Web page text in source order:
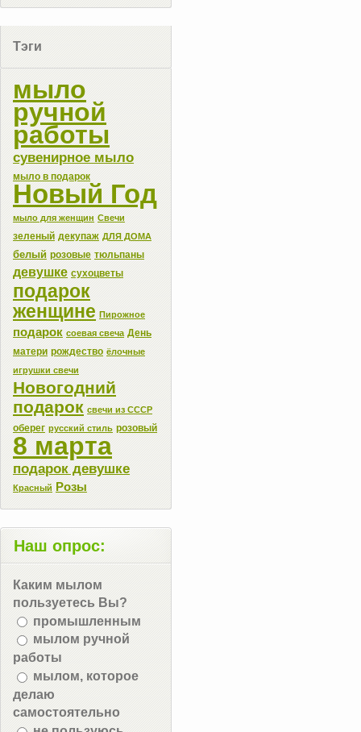
Тэги
мыло
ручной
работы
сувенирное мыло
мыло в подарок
Новый Год
мыло для женщин Свечи
зеленый декупаж ДЛЯ ДОМА
белый розовые тюльпаны
девушке сухоцветы
подарок
женщине Пирожное
подарок соевая свеча День
матери рождество ёлочные
игрушки свечи
Новогодний
подарок свечи из СССР
оберег русский стиль розовый
8 марта
подарок девушке
Красный Розы
Наш опрос:
Каким мылом
пользуетесь Вы?
промышленным
мылом ручной
работы
мылом, которое
делаю
самостоятельно